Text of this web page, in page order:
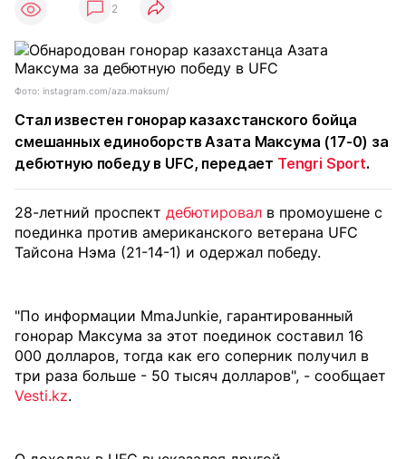
2
Фото: instagram.com/aza.maksum/
Стал известен гонорар казахстанского бойца
смешанных единоборств Азата Максума (17-0) за
дебютную победу в UFC, передает Tengri Sport.
28-летний проспект дебютировал в промоушене с
поединка против американского ветерана UFC
Тайсона Нэма (21-14-1) и одержал победу.
"По информации MmaJunkie, гарантированный
гонорар Максума за этот поединок составил 16
000 долларов, тогда как его соперник получил в
три раза больше - 50 тысяч долларов", - сообщает
Vesti.kz.